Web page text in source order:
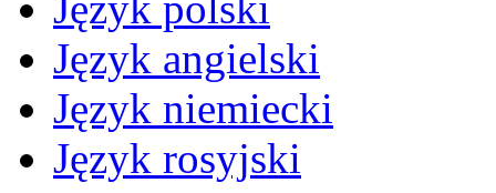
Język angielski
Język niemiecki
Język rosyjski